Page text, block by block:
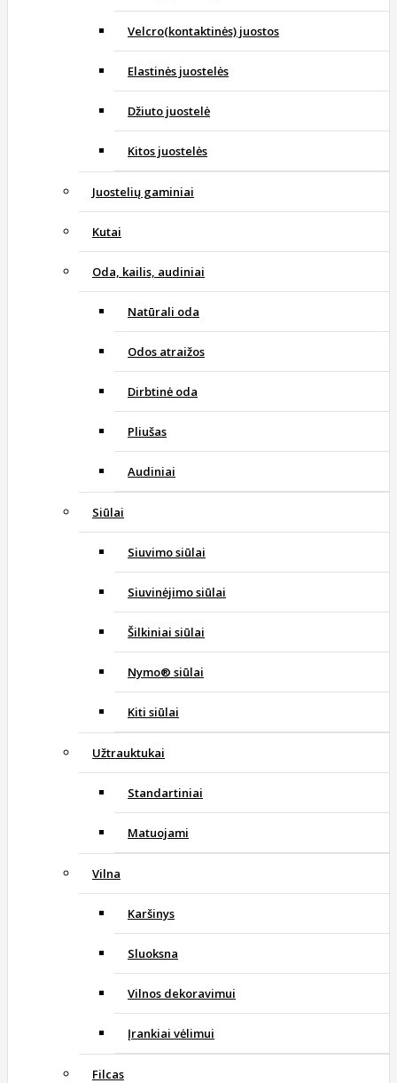
Velcro(kontaktinės) juostos
Elastinės juostelės
Džiuto juostelė
Kitos juostelės
Juostelių gaminiai
Kutai
Oda, kailis, audiniai
Natūrali oda
Odos atraižos
Dirbtinė oda
Pliušas
Audiniai
Siūlai
Siuvimo siūlai
Siuvinėjimo siūlai
Šilkiniai siūlai
Nymo® siūlai
Kiti siūlai
Užtrauktukai
Standartiniai
Matuojami
Vilna
Karšinys
Sluoksna
Vilnos dekoravimui
Įrankiai vėlimui
Filcas